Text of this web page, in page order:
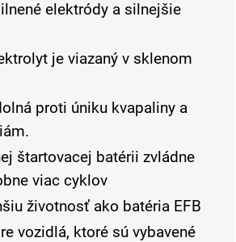
elektródy a silnejšie
je viazaný v sklenom
proti úniku kvapaliny a
štartovacej batérii zvládne
viac cyklov
životnosť ako batéria EFB
vozidlá, ktoré sú vybavené